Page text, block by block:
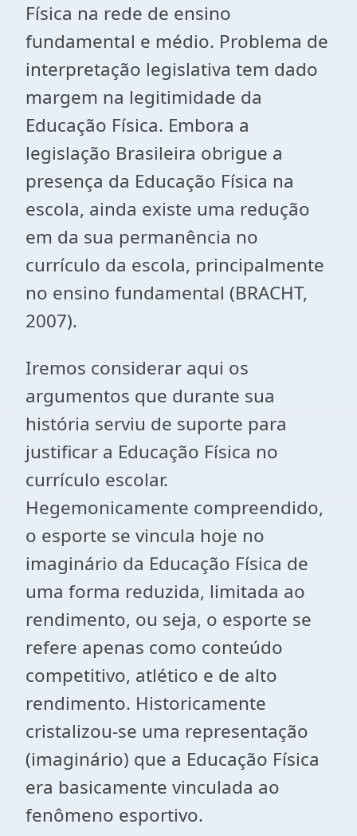
Física na rede de ensino
fundamental e médio. Problema de
interpretação legislativa tem dado
margem na legitimidade da
Educação Física. Embora a
legislação Brasileira obrigue a
presença da Educação Física na
escola, ainda existe uma redução
em da sua permanência no
currículo da escola, principalmente
no ensino fundamental (BRACHT,
2007).
Iremos considerar aqui os
argumentos que durante sua
história serviu de suporte para
justificar a Educação Física no
currículo escolar.
Hegemonicamente compreendido,
o esporte se vincula hoje no
imaginário da Educação Física de
uma forma reduzida, limitada ao
rendimento, ou seja, o esporte se
refere apenas como conteúdo
competitivo, atlético e de alto
rendimento. Historicamente
cristalizou-se uma representação
(imaginário) que a Educação Física
era basicamente vinculada ao
fenômeno esportivo.